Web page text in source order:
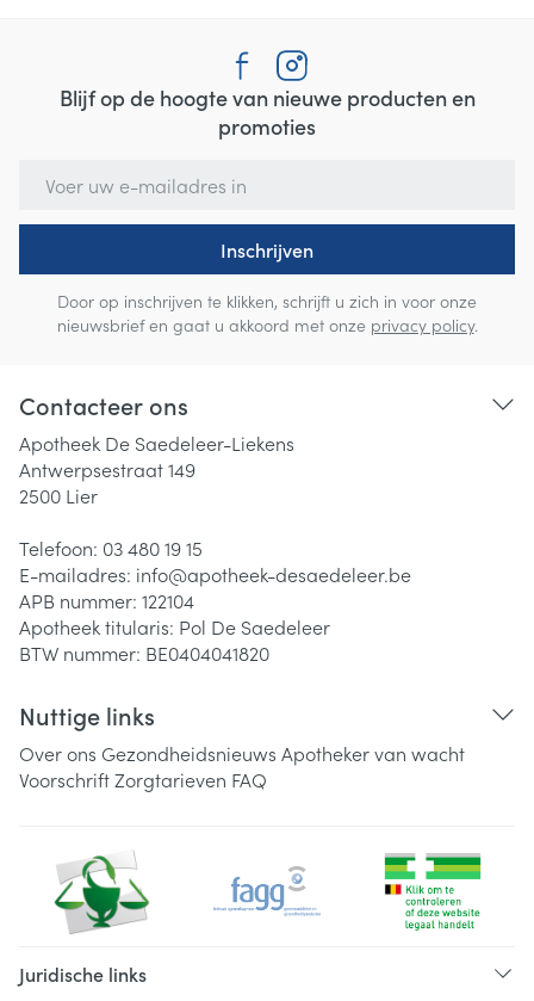
Blijf op de hoogte van nieuwe producten en
promoties
Inschrijven
Door op inschrijven te klikken, schrijft u zich in voor onze
nieuwsbrief en gaat u akkoord met onze privacy policy.
Contacteer ons
Apotheek De Saedeleer-Liekens
Antwerpsestraat 149
2500 Lier
Telefoon: 03 480 19 15
E-mailadres: info@apotheek-desaedeleer.be
APB nummer: 122104
Apotheek titularis: Pol De Saedeleer
BTW nummer: BE0404041820
Nuttige links
Over ons Gezondheidsnieuws Apotheker van wacht
VoorschriftZorgtarieven FAQ
Juridische links